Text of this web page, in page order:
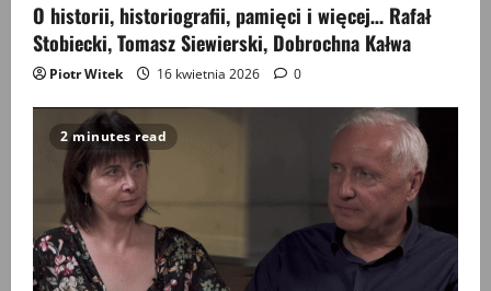
o
n
O historii, historiografii, pamięci i więcej… Rafał
Stobiecki, Tomasz Siewierski, Dobrochna Kałwa
Piotr Witek 16 kwietnia 2026 0
2 minutes read